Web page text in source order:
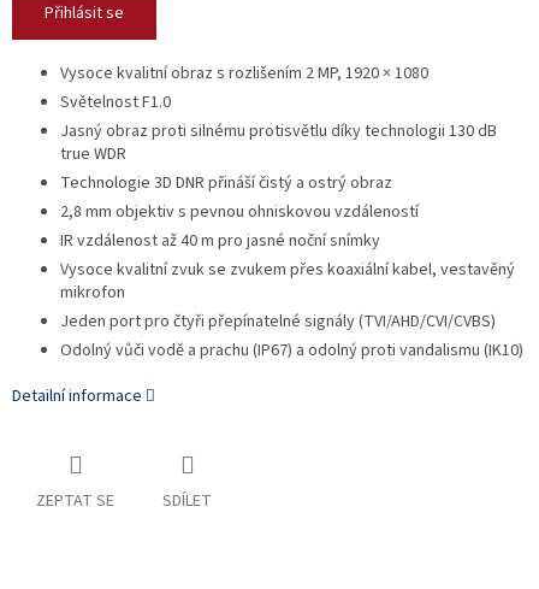
Přihlásit se
Vysoce kvalitní obraz s rozlišením 2 MP, 1920 × 1080
Světelnost F1.0
Jasný obraz proti silnému protisvětlu díky technologii 130 dB
true WDR
Technologie 3D DNR přináší čistý a ostrý obraz
2,8 mm objektiv s pevnou ohniskovou vzdáleností
IR vzdálenost až 40 m pro jasné noční snímky
Vysoce kvalitní zvuk se zvukem přes koaxiální kabel, vestavěný
mikrofon
Jeden port pro čtyři přepínatelné signály (TVI/AHD/CVI/CVBS)
Odolný vůči vodě a prachu (IP67) a odolný proti vandalismu (IK10)
Detailní informace
ZEPTAT SE SDÍLET